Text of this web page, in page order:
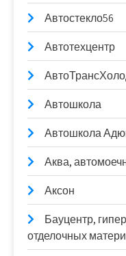
Автостекло56
Автотехцентр
Автошкола
Автошкола
Аква,
Аксон
Бауцентр,
отделочных